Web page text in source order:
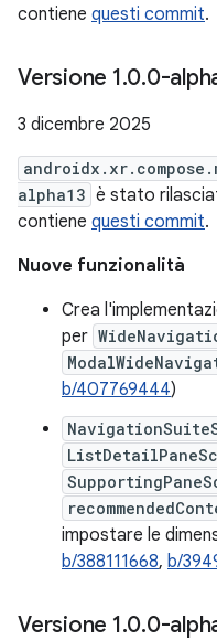
contiene questi commit.
Versione 1.0.0-
3 dicembre 2025
alpha13 è stato
contiene questi commit.
Nuove funzionalità
Crea
per
b/407769444)
impostare le
b/388111668, b/
Versione 1.0.0-